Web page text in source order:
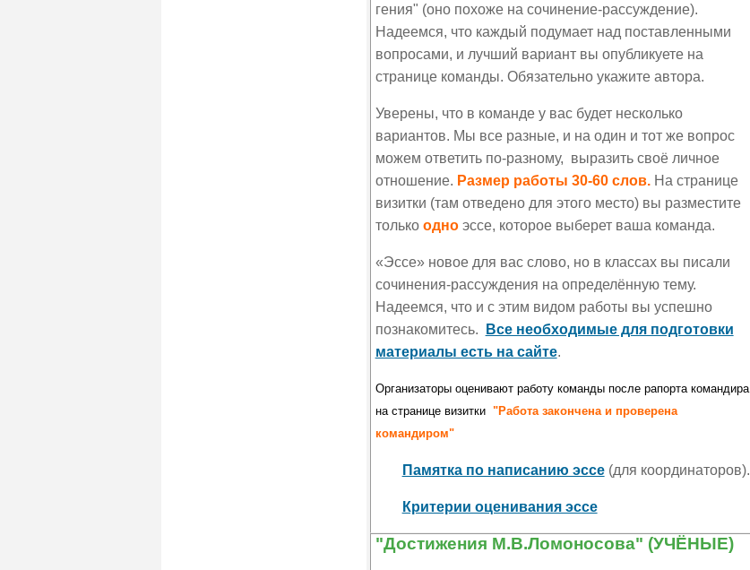
гения" (оно похоже на сочинение-рассуждение).
Надеемся, что каждый подумает над поставленными
вопросами, и лучший вариант вы опубликуете на
странице команды. Обязательно укажите автора.
Уверены, что в команде у вас будет несколько
вариантов. Мы все разные, и на один и тот же вопрос
можем ответить по-разному, выразить своё личное
отношение. Размер работы 30-60 слов.На странице
визитки (там отведено для этого место) вы разместите
только одноэссе, которое выберет ваша команда.
«Эссе» новое для вас слово, но в классах вы писали
сочинения-рассуждения на определённую тему.
Надеемся, что и с этим видом работы вы успешно
познакомитесь.
Все необходимые для подготовки
материалы есть на сайте.
Организаторы оценивают работу команды после рапорта командира
на странице визитки "Работа закончена и проверена
командиром"
Памятка по написанию эссе (для координаторов).
Критерии оценивания эссе
"Достижения М.В.Ломоносова" (УЧЁНЫЕ)